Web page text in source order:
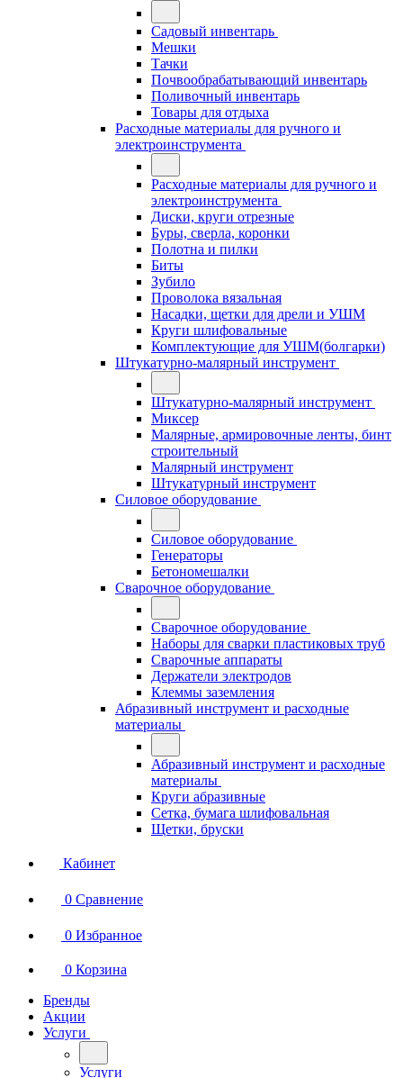
Садовый инвентарь
Мешки
Тачки
Почвообрабатывающий инвентарь
Поливочный инвентарь
Товары для отдыха
Расходные материалы для ручного и
электроинструмента
Расходные материалы для ручного и
электроинструмента
Диски, круги отрезные
Буры, сверла, коронки
Полотна и пилки
Биты
Зубило
Проволока вязальная
Насадки, щетки для дрели и УШМ
Круги шлифовальные
Комплектующие для УШМ(болгарки)
Штукатурно-малярный инструмент
Штукатурно-малярный инструмент
Миксер
Малярные, армировочные ленты, бинт
строительный
Малярный инструмент
Штукатурный инструмент
Силовое оборудование
Силовое оборудование
Генераторы
Бетономешалки
Сварочное оборудование
Сварочное оборудование
Наборы для сварки пластиковых труб
Сварочные аппараты
Держатели электродов
Клеммы заземления
Абразивный инструмент и расходные
материалы
Абразивный инструмент и расходные
материалы
Круги абразивные
Сетка, бумага шлифовальная
Щетки, бруски
Кабинет
0 Сравнение
0 Избранное
0 Корзина
Бренды
Акции
Услуги
Услуги